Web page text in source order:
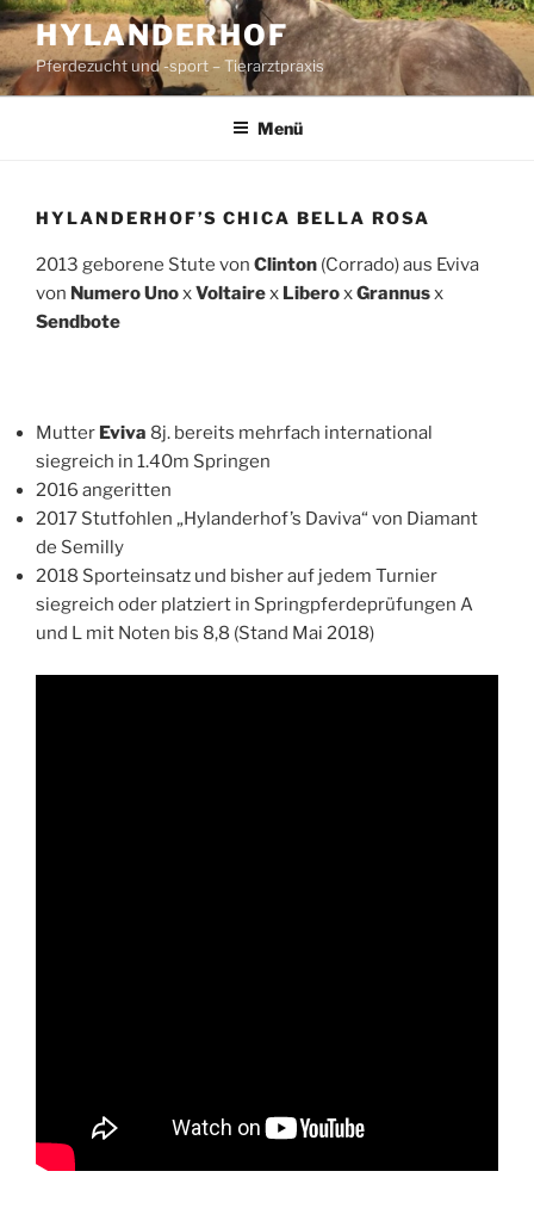
Zum
Inhalt
springen
HYLANDERHOF
Pferdezucht und -sport – Tierarztpraxis
Menü
HYLANDERHOF’S CHICA BELLA ROSA
2013 geborene Stute von Clinton (Corrado) aus Eviva
von Numero UnoxVoltairex LiberoxGrannusx
Sendbote
Mutter Eviva 8j. bereits mehrfach international
siegreich in 1.40m Springen
2016 angeritten
2017 Stutfohlen „Hylanderhof’s Daviva“ von Diamant
de Semilly
2018 Sporteinsatz und bisher auf jedem Turnier
siegreich oder platziert in Springpferdeprüfungen A
und L mit Noten bis 8,8 (Stand Mai 2018)